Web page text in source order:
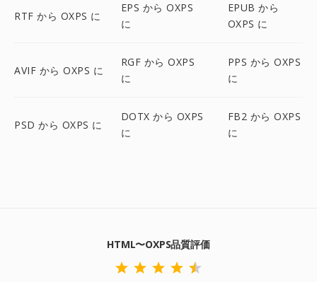
RTF から OXPS に
EPS から OXPS
に
EPUB から
OXPS に
AVIF から OXPS に
RGF から OXPS
に
PPS から OXPS
に
PSD から OXPS に
DOTX から OXPS
に
FB2 から OXPS
に
HTML〜OXPS品質評価